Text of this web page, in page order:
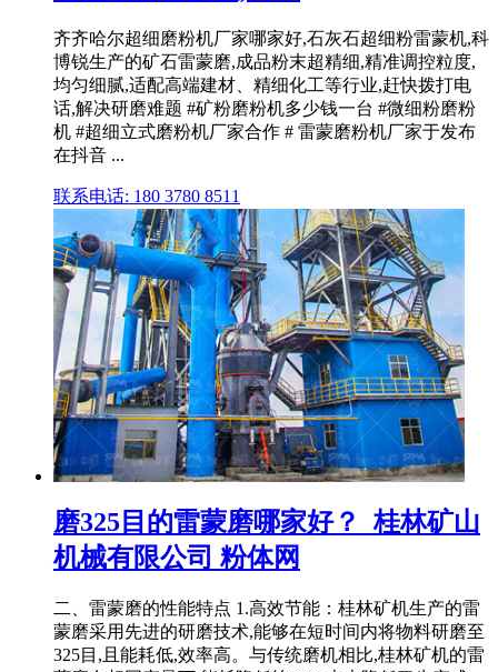
齐齐哈尔超细磨粉机厂家哪家好,石灰石超细粉雷蒙机,科
博锐生产的矿石雷蒙磨,成品粉末超精细,精准调控粒度,
均匀细腻,适配高端建材、精细化工等行业,赶快拨打电
话,解决研磨难题 #矿粉磨粉机多少钱一台 #微细粉磨粉
机 #超细立式磨粉机厂家合作 # 雷蒙磨粉机厂家于发布
在抖音 ...
联系电话: 180 3780 8511
磨325目的雷蒙磨哪家好？_桂林矿山
机械有限公司 粉体网
二、雷蒙磨的性能特点 1.高效节能：桂林矿机生产的雷
蒙磨采用先进的研磨技术,能够在短时间内将物料研磨至
325目,且能耗低,效率高。与传统磨机相比,桂林矿机的雷